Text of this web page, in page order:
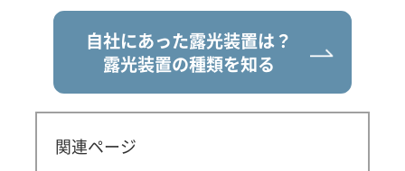
自社にあった露光装置は？
露光装置の種類を知る
関連ページ